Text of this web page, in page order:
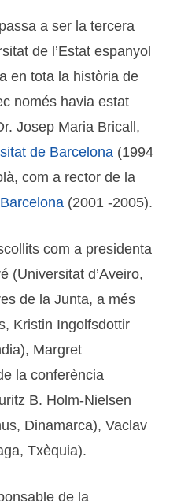
a ser la tercera
de l’Estat espanyol
en tota la història de
només havia estat
Josep Maria Bricall,
de Barcelona (1994
com a rector de la
(2001 -2005).
com a presidenta
(Universitat d’Aveiro,
de la Junta, a més
Kristin Ingolfsdottir
Margret
la conferència
B. Holm-Nielsen
Dinamarca), Vaclav
Txèquia).
de la